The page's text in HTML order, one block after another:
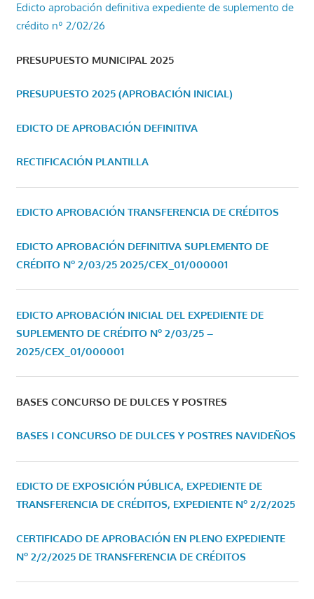
Edicto aprobación definitiva expediente de suplemento de
crédito nº 2/02/26
PRESUPUESTO MUNICIPAL 2025
PRESUPUESTO 2025 (APROBACIÓN INICIAL)
EDICTO DE APROBACIÓN DEFINITIVA
RECTIFICACIÓN PLANTILLA
EDICTO APROBACIÓN TRANSFERENCIA DE CRÉDITOS
EDICTO APROBACIÓN DEFINITIVA SUPLEMENTO DE
CRÉDITO Nº 2/03/25 2025/CEX_01/000001
EDICTO APROBACIÓN INICIAL DEL EXPEDIENTE DE
SUPLEMENTO DE CRÉDITO Nº 2/03/25 –
2025/CEX_01/000001
BASES CONCURSO DE DULCES Y POSTRES
BASES I CONCURSO DE DULCES Y POSTRES NAVIDEÑOS
EDICTO DE EXPOSICIÓN PÚBLICA, EXPEDIENTE DE
TRANSFERENCIA DE CRÉDITOS, EXPEDIENTE Nº 2/2/2025
CERTIFICADO DE APROBACIÓN EN PLENO EXPEDIENTE
Nº 2/2/2025 DE TRANSFERENCIA DE CRÉDITOS